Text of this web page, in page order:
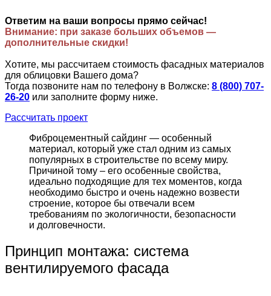
Ответим на ваши вопросы прямо сейчас!
Внимание: при заказе больших объемов —
дополнительные скидки!
Хотите, мы рассчитаем стоимость фасадных материалов
для облицовки Вашего дома?
Тогда позвоните нам по телефону в Волжске: 8 (800) 707-
26-20 или заполните форму ниже.
Рассчитать проект
Фиброцементный сайдинг — особенный
материал, который уже стал одним из самых
популярных в строительстве по всему миру.
Причиной тому – его особенные свойства,
идеально подходящие для тех моментов, когда
необходимо быстро и очень надежно возвести
строение, которое бы отвечали всем
требованиям по экологичности, безопасности
и долговечности.
Принцип монтажа: система
вентилируемого фасада